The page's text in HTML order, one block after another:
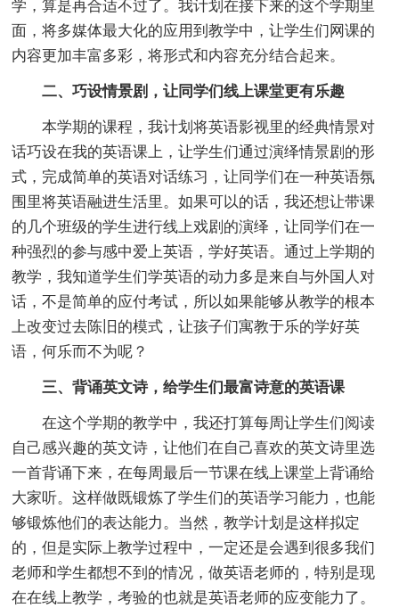
学，算是再合适不过了。我计划在接下来的这个学期里
面，将多媒体最大化的应用到教学中，让学生们网课的
内容更加丰富多彩，将形式和内容充分结合起来。
二、巧设情景剧，让同学们线上课堂更有乐趣
本学期的课程，我计划将英语影视里的经典情景对
话巧设在我的英语课上，让学生们通过演绎情景剧的形
式，完成简单的英语对话练习，让同学们在一种英语氛
围里将英语融进生活里。如果可以的话，我还想让带课
的几个班级的学生进行线上戏剧的演绎，让同学们在一
种强烈的参与感中爱上英语，学好英语。通过上学期的
教学，我知道学生们学英语的动力多是来自与外国人对
话，不是简单的应付考试，所以如果能够从教学的根本
上改变过去陈旧的模式，让孩子们寓教于乐的学好英
语，何乐而不为呢？
三、背诵英文诗，给学生们最富诗意的英语课
在这个学期的教学中，我还打算每周让学生们阅读
自己感兴趣的英文诗，让他们在自己喜欢的英文诗里选
一首背诵下来，在每周最后一节课在线上课堂上背诵给
大家听。这样做既锻炼了学生们的英语学习能力，也能
够锻炼他们的表达能力。当然，教学计划是这样拟定
的，但是实际上教学过程中，一定还是会遇到很多我们
老师和学生都想不到的情况，做英语老师的，特别是现
在在线上教学，考验的也就是英语老师的应变能力了。